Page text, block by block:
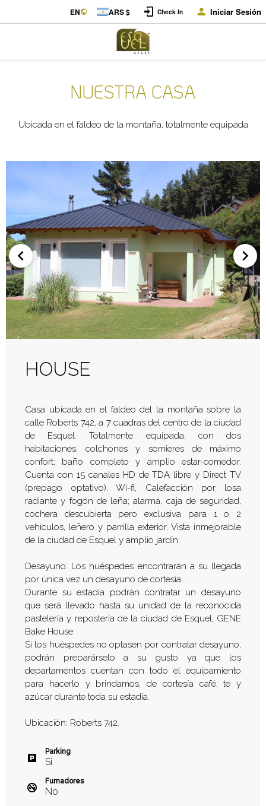
EN ARS $ Check In Iniciar Sesión
NUESTRA CASA
Ubicada en el faldeo de la montaña, totalmente equipada
HOUSE
Casa ubicada en el faldeo del la montaña sobre la
calle Roberts 742, a 7 cuadras del centro de la ciudad
de Esquel. Totalmente equipada, con dos
habitaciones, colchones y somieres de máximo
confort; baño completo y amplio estar-comedor.
Cuenta con 15 canales HD de TDA libre y Direct TV
(prepago optativo), Wi-fi, Calefacción por losa
radiante y fogón de leña; alarma, caja de seguridad,
cochera descubierta pero exclusiva para 1 o 2
vehículos, leñero y parrilla exterior. Vista inmejorable
de la ciudad de Esquel y amplio jardín.
Desayuno: Los huéspedes encontrarán a su llegada
por única vez un desayuno de cortesía.
Durante su estadía podrán contratar un desayuno
que será llevado hasta su unidad de la reconocida
pastelería y repostería de la ciudad de Esquel, GENE
Bake House.
Si los huéspedes no optasen por contratar desayuno,
podrán preparárselo a su gusto ya que los
departamentos cuentan con todo el equipamiento
para hacerlo y brindamos, de cortesía café, te y
azúcar durante toda su estadía.
Ubicación: Roberts 742.
Parking
Si
Fumadores
No